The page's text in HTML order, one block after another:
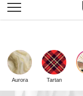
Aurora Tartan